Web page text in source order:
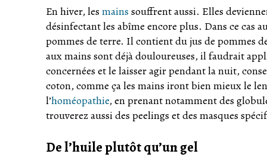
En hiver, les mains souffrent aussi. Elles
désinfectant les abîme encore plus. Dans ce cas
pommes de terre. Il contient du jus de pommes
aux mains sont déjà douloureuses, il faudrait
concernées et le laisser agir pendant la nuit,
coton, comme ça les mains iront bien mieux le
l’homéopathie, en prenant notamment des
trouverez aussi des peelings et des masques
De l’huile plutôt qu’un gel